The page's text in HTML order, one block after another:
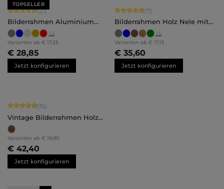
TOPSELLER
Durchschnittliche Bewertung von 5 von 5 Sternen
(21)
Bilderrahmen Aluminium
Mika
+2
Varianten ab € 17,25
€ 28,85
Jetzt konfigurieren
Durchschnittliche Bewertung von
(7)
Bilderrahmen Holz Nele mit
Abstandsleiste
+5
Varianten ab € 17,15
€ 35,60
Jetzt konfigurieren
Durchschnittliche Bewertung von 4.87 von 5 Sternen
(15)
Vintage Bilderrahmen Holz
Hannah
Varianten ab € 18,80
€ 42,40
Jetzt konfigurieren